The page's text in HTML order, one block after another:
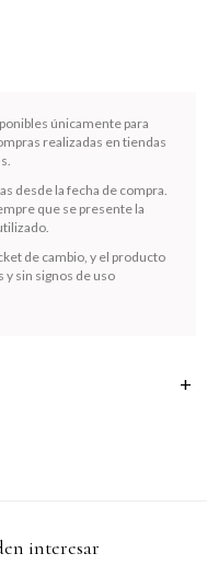
únicamente para
realizadas en tiendas
desde la fecha de compra.
que se presente la
de cambio, y el producto
sin signos de uso
interesar
Pagá
12
tu
o hasta en 12
cédula!
con Pago
usando Pago
de pago